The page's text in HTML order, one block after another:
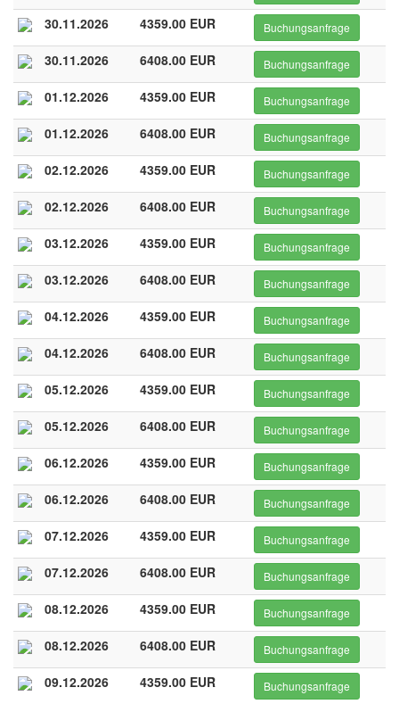
30.11.2026 4359.00 EUR Buchungsanfrage
30.11.2026 6408.00 EUR Buchungsanfrage
01.12.2026 4359.00 EUR Buchungsanfrage
01.12.2026 6408.00 EUR Buchungsanfrage
02.12.2026 4359.00 EUR Buchungsanfrage
02.12.2026 6408.00 EUR Buchungsanfrage
03.12.2026 4359.00 EUR Buchungsanfrage
03.12.2026 6408.00 EUR Buchungsanfrage
04.12.2026 4359.00 EUR Buchungsanfrage
04.12.2026 6408.00 EUR Buchungsanfrage
05.12.2026 4359.00 EUR Buchungsanfrage
05.12.2026 6408.00 EUR Buchungsanfrage
06.12.2026 4359.00 EUR Buchungsanfrage
06.12.2026 6408.00 EUR Buchungsanfrage
07.12.2026 4359.00 EUR Buchungsanfrage
07.12.2026 6408.00 EUR Buchungsanfrage
08.12.2026 4359.00 EUR Buchungsanfrage
08.12.2026 6408.00 EUR Buchungsanfrage
09.12.2026 4359.00 EUR Buchungsanfrage